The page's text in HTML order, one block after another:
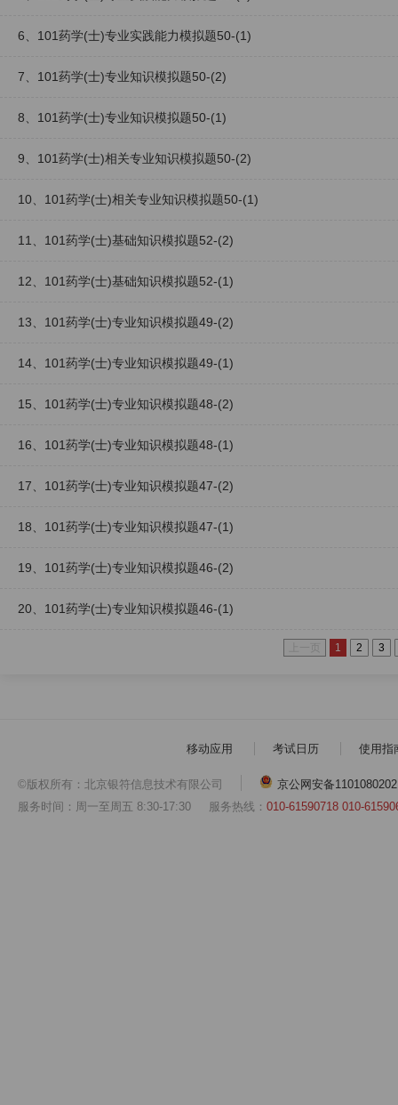
6、101药学(士)专业实践能力模拟题50-(1)
7、101药学(士)专业知识模拟题50-(2)
8、101药学(士)专业知识模拟题50-(1)
9、101药学(士)相关专业知识模拟题50-(2)
10、101药学(士)相关专业知识模拟题50-(1)
11、101药学(士)基础知识模拟题52-(2)
12、101药学(士)基础知识模拟题52-(1)
13、101药学(士)专业知识模拟题49-(2)
14、101药学(士)专业知识模拟题49-(1)
15、101药学(士)专业知识模拟题48-(2)
16、101药学(士)专业知识模拟题48-(1)
17、101药学(士)专业知识模拟题47-(2)
18、101药学(士)专业知识模拟题47-(1)
19、101药学(士)专业知识模拟题46-(2)
20、101药学(士)专业知识模拟题46-(1)
1 2 3
移动应用 考试日历 使用指
©版权所有：北京银符信息技术有限公司
京公网安备
服务时间：周一至周五 8:30-17:30 服务热线： 010-61590718 010-